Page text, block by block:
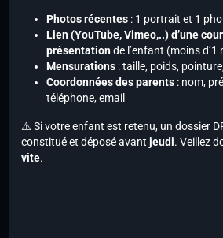
Photos récentes : 1 portrait et 1
Lien (YouTube, Vimeo,..) d’une
présentationde l’enfant (moins d’1
Mensurations : taille, poids,
Coordonnées des parents : nom,
téléphone, email
⚠️ Si votre enfant est retenu, un dossier
constitué et déposé avant jeudi. Veillez
vite.